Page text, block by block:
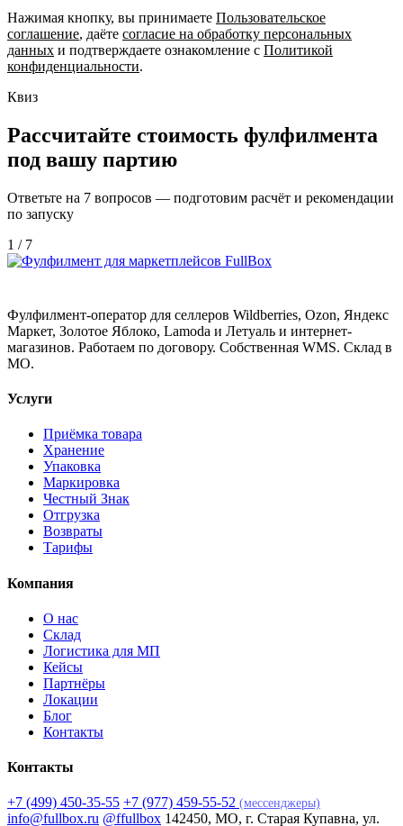
Нажимая кнопку, вы принимаете Пользовательское
соглашение, даёте согласие на обработку персональных
данных и подтверждаете ознакомление с Политикой
конфиденциальности.
Квиз
Рассчитайте стоимость фулфилмента
под вашу партию
Ответьте на 7 вопросов — подготовим расчёт и рекомендации
по запуску
1 / 7
Фулфилмент-оператор для селлеров Wildberries, Ozon, Яндекс
Маркет, Золотое Яблоко, Lamoda и Летуаль и интернет-
магазинов. Работаем по договору. Собственная WMS. Склад в
МО.
Услуги
Приёмка товара
Хранение
Упаковка
Маркировка
Честный Знак
Отгрузка
Возвраты
Тарифы
Компания
О нас
Склад
Логистика для МП
Кейсы
Партнёры
Локации
Блог
Контакты
Контакты
+7 (499) 450-35-55 +7 (977) 459-55-52 (мессенджеры)
info@fullbox.ru @ffullbox 142450, МО, г. Старая Купавна, ул.